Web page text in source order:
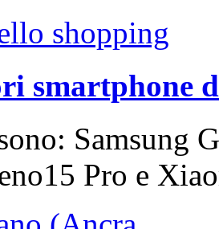
shopping
smartphone
Samsung
Pro e